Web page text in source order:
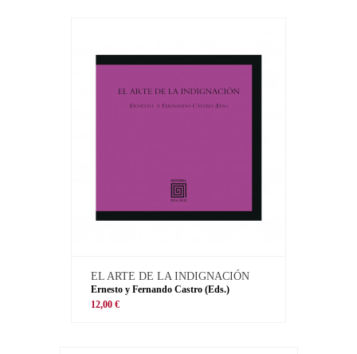
EL ARTE DE LA INDIGNACIÓN
Ernesto y Fernando Castro (Eds.)
12,00 €